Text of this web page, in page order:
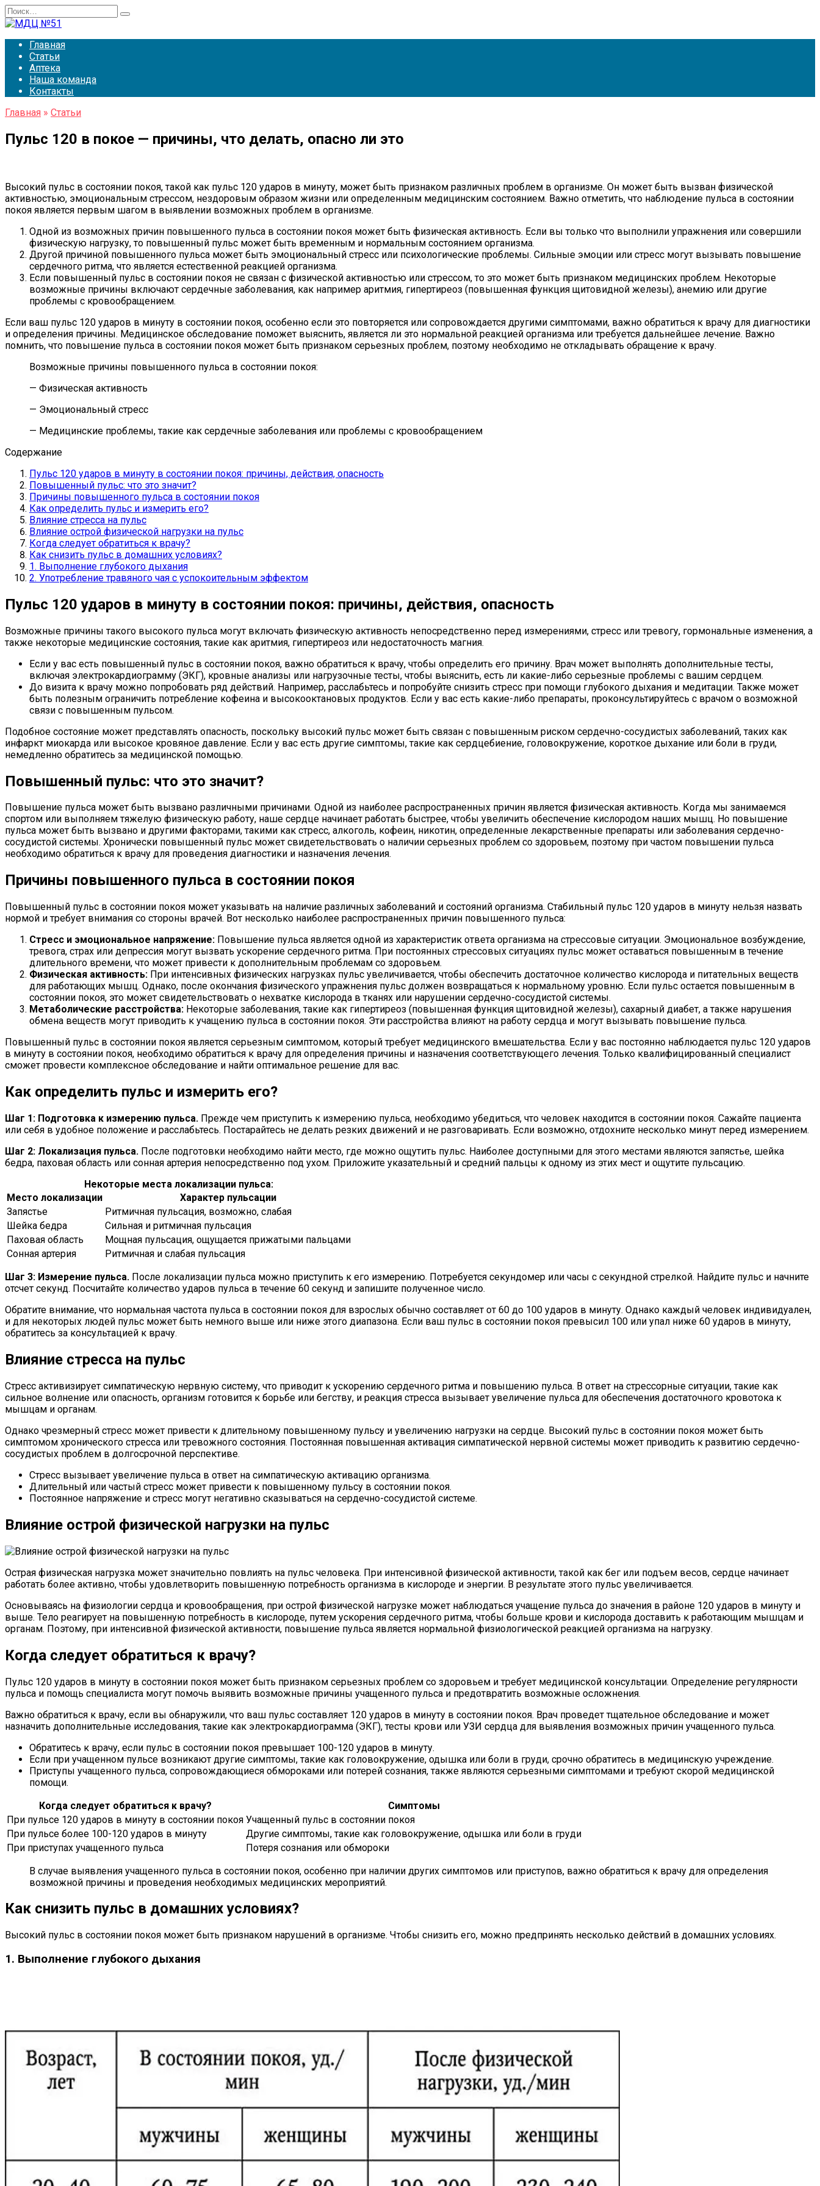
Перейти
к
Search
for:
Главная
Статьи
Аптека
Наша команда
Контакты
Главная » Статьи
Пульс 120 в покое — причины, что делать, опасно ли это
Высокий пульс в состоянии покоя, такой как пульс 120 ударов в минуту, может быть признаком различных проблем в организме. Он может быть вызван физической
активностью, эмоциональным стрессом, нездоровым образом жизни или определенным медицинским состоянием. Важно отметить, что наблюдение пульса в состоянии
покоя является первым шагом в выявлении возможных проблем в организме.
Одной из возможных причин повышенного пульса в состоянии покоя может быть физическая активность. Если вы только что выполнили упражнения или совершили
физическую нагрузку, то повышенный пульс может быть временным и нормальным состоянием организма.
Другой причиной повышенного пульса может быть эмоциональный стресс или психологические проблемы. Сильные эмоции или стресс могут вызывать повышение
сердечного ритма, что является естественной реакцией организма.
Если повышенный пульс в состоянии покоя не связан с физической активностью или стрессом, то это может быть признаком медицинских проблем. Некоторые
возможные причины включают сердечные заболевания, как например аритмия, гипертиреоз (повышенная функция щитовидной железы), анемию или другие
проблемы с кровообращением.
Если ваш пульс 120 ударов в минуту в состоянии покоя, особенно если это повторяется или сопровождается другими симптомами, важно обратиться к врачу для диагностики
и определения причины. Медицинское обследование поможет выяснить, является ли это нормальной реакцией организма или требуется дальнейшее лечение. Важно
помнить, что повышение пульса в состоянии покоя может быть признаком серьезных проблем, поэтому необходимо не откладывать обращение к врачу.
Возможные причины повышенного пульса в состоянии покоя:
— Физическая активность
— Эмоциональный стресс
— Медицинские проблемы, такие как сердечные заболевания или проблемы с кровообращением
Содержание
Пульс 120 ударов в минуту в состоянии покоя: причины, действия, опасность
Повышенный пульс: что это значит?
Причины повышенного пульса в состоянии покоя
Как определить пульс и измерить его?
Влияние стресса на пульс
Влияние острой физической нагрузки на пульс
Когда следует обратиться к врачу?
Как снизить пульс в домашних условиях?
1. Выполнение глубокого дыхания
2. Употребление травяного чая с успокоительным эффектом
Пульс 120 ударов в минуту в состоянии покоя: причины, действия, опасность
Возможные причины такого высокого пульса могут включать физическую активность непосредственно перед измерениями, стресс или тревогу, гормональные изменения, а
также некоторые медицинские состояния, такие как аритмия, гипертиреоз или недостаточность магния.
Если у вас есть повышенный пульс в состоянии покоя, важно обратиться к врачу, чтобы определить его причину. Врач может выполнять дополнительные тесты,
включая электрокардиограмму (ЭКГ), кровные анализы или нагрузочные тесты, чтобы выяснить, есть ли какие-либо серьезные проблемы с вашим сердцем.
До визита к врачу можно попробовать ряд действий. Например, расслабьтесь и попробуйте снизить стресс при помощи глубокого дыхания и медитации. Также может
быть полезным ограничить потребление кофеина и высокооктановых продуктов. Если у вас есть какие-либо препараты, проконсультируйтесь с врачом о возможной
связи с повышенным пульсом.
Подобное состояние может представлять опасность, поскольку высокий пульс может быть связан с повышенным риском сердечно-сосудистых заболеваний, таких как
инфаркт миокарда или высокое кровяное давление. Если у вас есть другие симптомы, такие как сердцебиение, головокружение, короткое дыхание или боли в груди,
немедленно обратитесь за медицинской помощью.
Повышенный пульс: что это значит?
Повышение пульса может быть вызвано различными причинами. Одной из наиболее распространенных причин является физическая активность. Когда мы занимаемся
спортом или выполняем тяжелую физическую работу, наше сердце начинает работать быстрее, чтобы увеличить обеспечение кислородом наших мышц. Но повышение
пульса может быть вызвано и другими факторами, такими как стресс, алкоголь, кофеин, никотин, определенные лекарственные препараты или заболевания сердечно-
сосудистой системы. Хронически повышенный пульс может свидетельствовать о наличии серьезных проблем со здоровьем, поэтому при частом повышении пульса
необходимо обратиться к врачу для проведения диагностики и назначения лечения.
Причины повышенного пульса в состоянии покоя
Повышенный пульс в состоянии покоя может указывать на наличие различных заболеваний и состояний организма. Стабильный пульс 120 ударов в минуту нельзя назвать
нормой и требует внимания со стороны врачей. Вот несколько наиболее распространенных причин повышенного пульса:
Стресс и эмоциональное напряжение: Повышение пульса является одной из характеристик ответа организма на стрессовые ситуации. Эмоциональное возбуждение,
тревога, страх или депрессия могут вызвать ускорение сердечного ритма. При постоянных стрессовых ситуациях пульс может оставаться повышенным в течение
длительного времени, что может привести к дополнительным проблемам со здоровьем.
Физическая активность: При интенсивных физических нагрузках пульс увеличивается, чтобы обеспечить достаточное количество кислорода и питательных веществ
для работающих мышц. Однако, после окончания физического упражнения пульс должен возвращаться к нормальному уровню. Если пульс остается повышенным в
состоянии покоя, это может свидетельствовать о нехватке кислорода в тканях или нарушении сердечно-сосудистой системы.
Метаболические расстройства: Некоторые заболевания, такие как гипертиреоз (повышенная функция щитовидной железы), сахарный диабет, а также нарушения
обмена веществ могут приводить к учащению пульса в состоянии покоя. Эти расстройства влияют на работу сердца и могут вызывать повышение пульса.
Повышенный пульс в состоянии покоя является серьезным симптомом, который требует медицинского вмешательства. Если у вас постоянно наблюдается пульс 120 ударов
в минуту в состоянии покоя, необходимо обратиться к врачу для определения причины и назначения соответствующего лечения. Только квалифицированный специалист
сможет провести комплексное обследование и найти оптимальное решение для вас.
Как определить пульс и измерить его?
Шаг 1: Подготовка к измерению пульса. Прежде чем приступить к измерению пульса, необходимо убедиться, что человек находится в состоянии покоя. Сажайте пациента
или себя в удобное положение и расслабьтесь. Постарайтесь не делать резких движений и не разговаривать. Если возможно, отдохните несколько минут перед измерением.
Шаг 2: Локализация пульса. После подготовки необходимо найти место, где можно ощутить пульс. Наиболее доступными для этого местами являются запястье, шейка
бедра, паховая область или сонная артерия непосредственно под ухом. Приложите указательный и средний пальцы к одному из этих мест и ощутите пульсацию.
Некоторые места локализации пульса:
Место локализации
Характер пульсации
Запястье
Ритмичная пульсация, возможно, слабая
Шейка бедра
Сильная и ритмичная пульсация
Паховая область
Мощная пульсация, ощущается прижатыми пальцами
Сонная артерия
Ритмичная и слабая пульсация
Шаг 3: Измерение пульса. После локализации пульса можно приступить к его измерению. Потребуется секундомер или часы с секундной стрелкой. Найдите пульс и начните
отсчет секунд. Посчитайте количество ударов пульса в течение 60 секунд и запишите полученное число.
Обратите внимание, что нормальная частота пульса в состоянии покоя для взрослых обычно составляет от 60 до 100 ударов в минуту. Однако каждый человек индивидуален,
и для некоторых людей пульс может быть немного выше или ниже этого диапазона. Если ваш пульс в состоянии покоя превысил 100 или упал ниже 60 ударов в минуту,
обратитесь за консультацией к врачу.
Влияние стресса на пульс
Стресс активизирует симпатическую нервную систему, что приводит к ускорению сердечного ритма и повышению пульса. В ответ на стрессорные ситуации, такие как
сильное волнение или опасность, организм готовится к борьбе или бегству, и реакция стресса вызывает увеличение пульса для обеспечения достаточного кровотока к
мышцам и органам.
Однако чрезмерный стресс может привести к длительному повышенному пульсу и увеличению нагрузки на сердце. Высокий пульс в состоянии покоя может быть
симптомом хронического стресса или тревожного состояния. Постоянная повышенная активация симпатической нервной системы может приводить к развитию сердечно-
сосудистых проблем в долгосрочной перспективе.
Стресс вызывает увеличение пульса в ответ на симпатическую активацию организма.
Длительный или частый стресс может привести к повышенному пульсу в состоянии покоя.
Постоянное напряжение и стресс могут негативно сказываться на сердечно-сосудистой системе.
Влияние острой физической нагрузки на пульс
Острая физическая нагрузка может значительно повлиять на пульс человека. При интенсивной физической активности, такой как бег или подъем весов, сердце начинает
работать более активно, чтобы удовлетворить повышенную потребность организма в кислороде и энергии. В результате этого пульс увеличивается.
Основываясь на физиологии сердца и кровообращения, при острой физической нагрузке может наблюдаться учащение пульса до значения в районе 120 ударов в минуту и
выше. Тело реагирует на повышенную потребность в кислороде, путем ускорения сердечного ритма, чтобы больше крови и кислорода доставить к работающим мышцам и
органам. Поэтому, при интенсивной физической активности, повышение пульса является нормальной физиологической реакцией организма на нагрузку.
Когда следует обратиться к врачу?
Пульс 120 ударов в минуту в состоянии покоя может быть признаком серьезных проблем со здоровьем и требует медицинской консультации. Определение регулярности
пульса и помощь специалиста могут помочь выявить возможные причины учащенного пульса и предотвратить возможные осложнения.
Важно обратиться к врачу, если вы обнаружили, что ваш пульс составляет 120 ударов в минуту в состоянии покоя. Врач проведет тщательное обследование и может
назначить дополнительные исследования, такие как электрокардиограмма (ЭКГ), тесты крови или УЗИ сердца для выявления возможных причин учащенного пульса.
Обратитесь к врачу, если пульс в состоянии покоя превышает 100-120 ударов в минуту.
Если при учащенном пульсе возникают другие симптомы, такие как головокружение, одышка или боли в груди, срочно обратитесь в медицинскую учреждение.
Приступы учащенного пульса, сопровождающиеся обмороками или потерей сознания, также являются серьезными симптомами и требуют скорой медицинской
помощи.
Когда следует обратиться к врачу?
Симптомы
При пульсе 120 ударов в минуту в состоянии покоя Учащенный пульс в состоянии покоя
При пульсе более 100-120 ударов в минуту
Другие симптомы, такие как головокружение, одышка или боли в груди
При приступах учащенного пульса
Потеря сознания или обмороки
В случае выявления учащенного пульса в состоянии покоя, особенно при наличии других симптомов или приступов, важно обратиться к врачу для определения
возможной причины и проведения необходимых медицинских мероприятий.
Как снизить пульс в домашних условиях?
Высокий пульс в состоянии покоя может быть признаком нарушений в организме. Чтобы снизить его, можно предпринять несколько действий в домашних условиях.
1. Выполнение глубокого дыхания